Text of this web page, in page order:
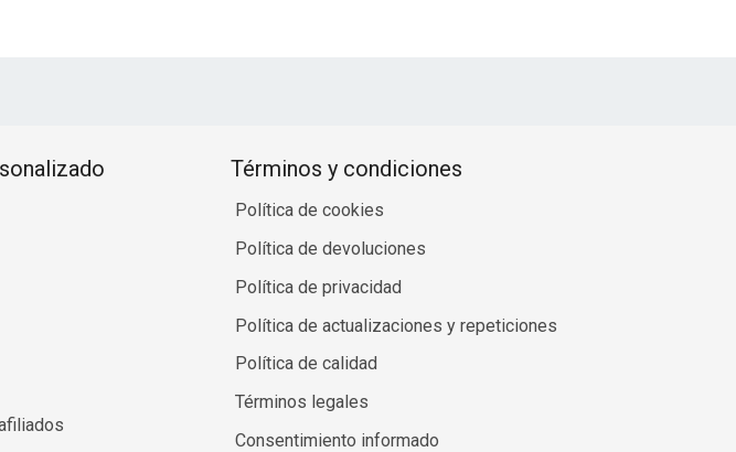
Términos y condiciones
Política de cookies
Política de devoluciones
Política de privacidad
Política de actualizaciones y repeticiones
Política de calidad
Términos legales
Consentimiento informado